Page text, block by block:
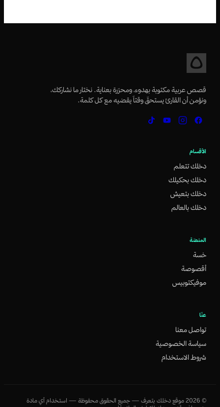
قصص عربية مكتوبة بهدوء، ومحرّرة بعناية. نختار ما نشاركك،
ونؤمن أن القارئ يستحقّ وقتاً يقضيه مع كل كلمة.
الأقسام
دخلك تتعلم
دخلك بحكيلك
دخلك بتعيش
دخلك بالعالم
المنصّة
خسة
أقصوصة
موفيكتوبيس
عنّا
تواصل معنا
سياسة الخصوصية
شروط الاستخدام
©
2026 موقع دخلك بتعرف — جميع الحقوق محفوظة — استخدام أي مادة